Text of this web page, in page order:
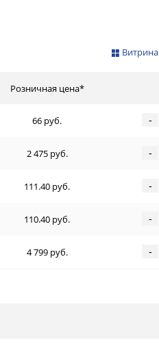
Витрина
Розничная цена*
66 руб. -
2 475 руб. -
111.40 руб. -
110.40 руб. -
4 799 руб. -